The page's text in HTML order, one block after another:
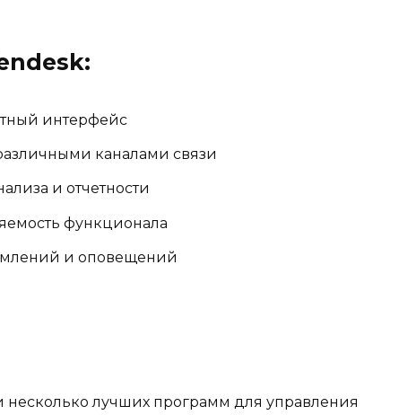
интерфейс
каналами связи
и отчетности
функционала
и оповещений
несколько лучших программ для управления